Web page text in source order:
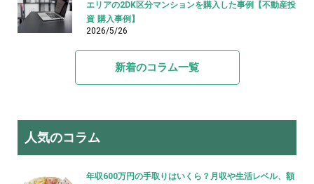
エリアの2DK区分マンションを購入した事例【不動産投
資 購入事例】
2026/5/26
新着のコラム一覧
人気のコラム
年収600万円の手取りはいくら？月収や生活レベル、額